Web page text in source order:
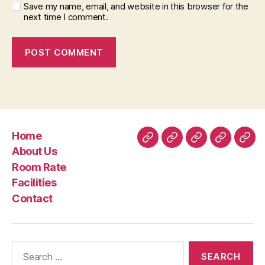
Save my name, email, and website in this browser for the
next time I comment.
Home
About Us
Room Rate
Facilities
Contact
HomeAboutRoomFacilities